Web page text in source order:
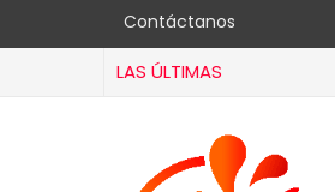
Contáctanos
LAS ÚLTIMAS